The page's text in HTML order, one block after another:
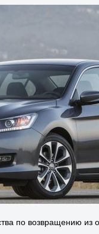
по возвращению из